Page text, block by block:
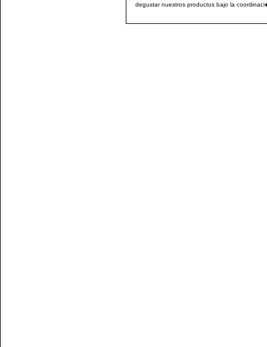
degustar nuestros productos bajo la